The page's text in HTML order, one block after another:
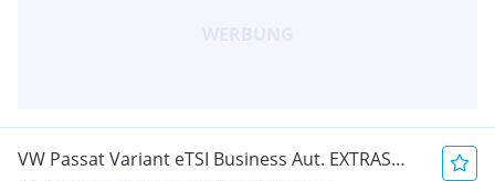
VW Passat Variant eTSI Business Aut. EXTRAS